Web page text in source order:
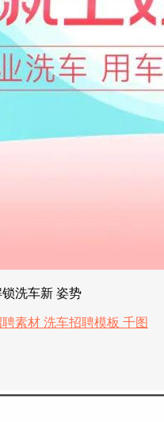
洗车新 姿势